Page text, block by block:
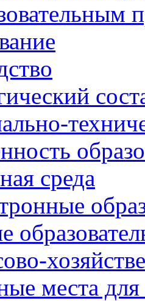
среда
места